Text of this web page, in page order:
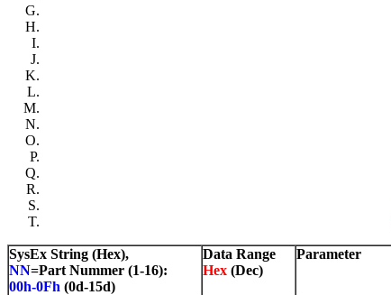
SysEx String (Hex),
NN=Part Nummer (1-16):
00h-0Fh (0d-15d)
Data Range
Hex (Dec)
Parameter